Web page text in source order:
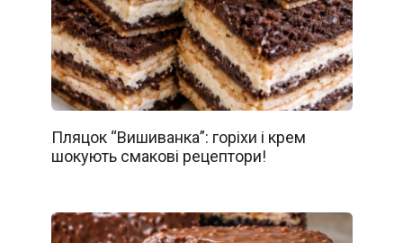
Пляцок “Вишиванка”: горіхи і крем
шокують смакові рецептори!